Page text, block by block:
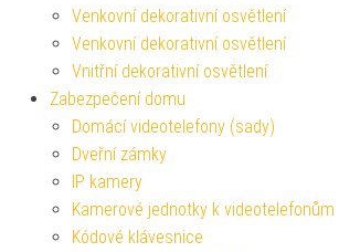
Venkovní dekorativní osvětlení
Venkovní dekorativní osvětlení
Vnitřní dekorativní osvětlení
Zabezpečení domu
Domácí videotelefony (sady)
Dveřní zámky
IP kamery
Kamerové jednotky k videotelefonům
Kódové klávesnice